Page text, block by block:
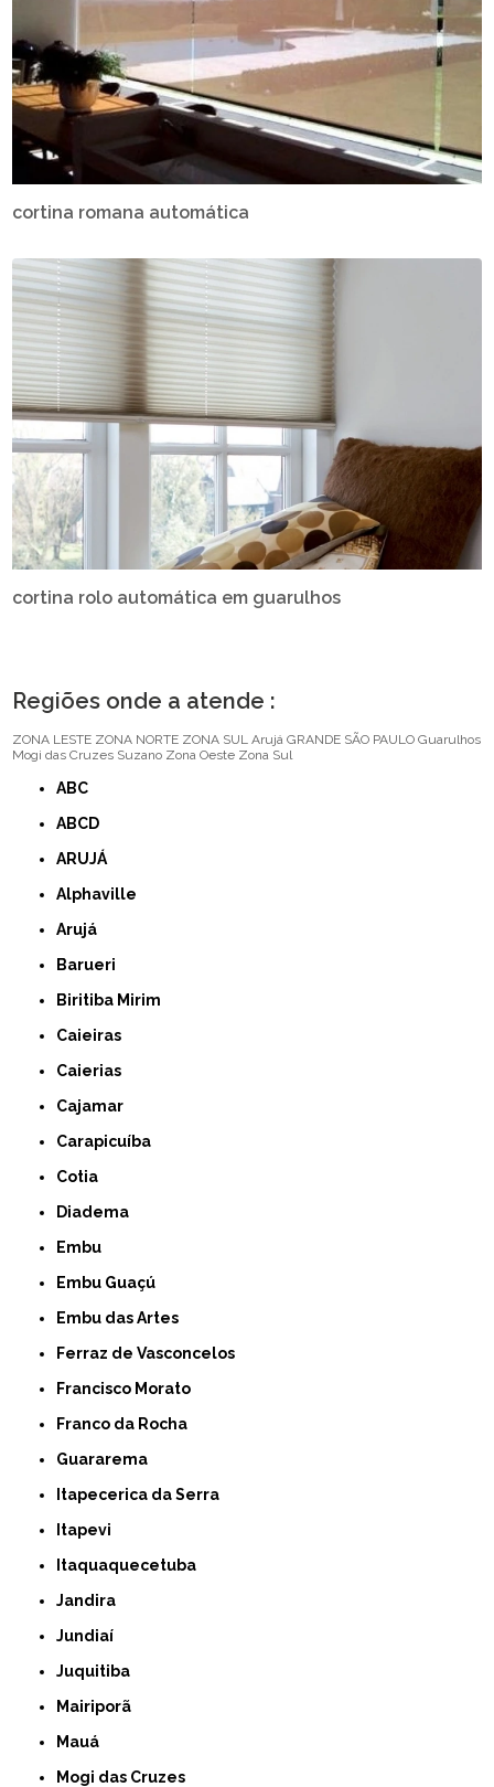
cortina romana automática
cortina rolo automática em guarulhos
Regiões onde a atende :
ZONA LESTE ZONA NORTE ZONA SUL Arujá GRANDE SÃO PAULO Guarulhos
Mogi das Cruzes Suzano Zona Oeste Zona Sul
ABC
ABCD
ARUJÁ
Alphaville
Arujá
Barueri
Biritiba Mirim
Caieiras
Caierias
Cajamar
Carapicuíba
Cotia
Diadema
Embu
Embu Guaçú
Embu das Artes
Ferraz de Vasconcelos
Francisco Morato
Franco da Rocha
Guararema
Itapecerica da Serra
Itapevi
Itaquaquecetuba
Jandira
Jundiaí
Juquitiba
Mairiporã
Mauá
Mogi das Cruzes